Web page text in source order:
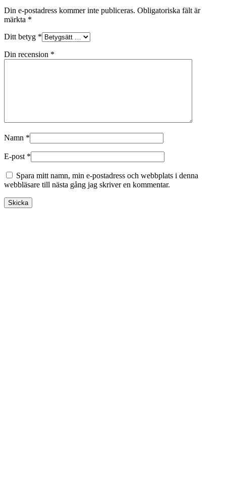
Din e-postadress kommer inte publiceras. Obligatoriska fält är
märkta *
Ditt betyg *
Din recension *
Namn *
E-post *
Spara mitt namn, min e-postadress och webbplats i denna
webbläsare till nästa gång jag skriver en kommentar.